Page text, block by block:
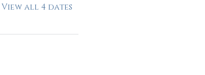
View all 4 dates